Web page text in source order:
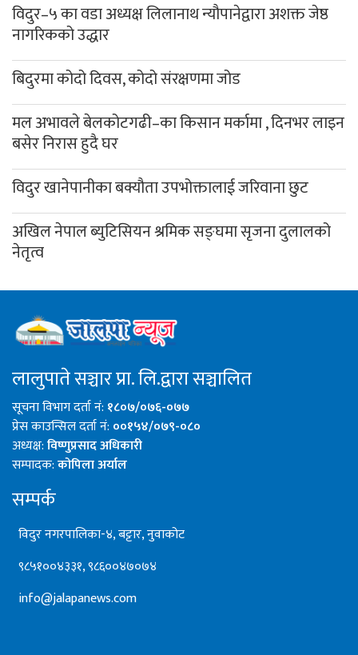
विदुर–५ का वडा अध्यक्ष लिलानाथ न्यौपानेद्वारा अशक्त जेष्ठ
नागरिकको उद्धार
बिदुरमा कोदो दिवस, कोदो संरक्षणमा जोड
मल अभावले बेलकोटगढी–का किसान मर्कामा , दिनभर लाइन
बसेर निरास हुदै घर
विदुर खानेपानीका बक्यौता उपभोक्तालाई जरिवाना छुट
अखिल नेपाल ब्युटिसियन श्रमिक सङ्घमा सृजना दुलालको
नेतृत्व
लालुपाते सञ्चार प्रा. लि.द्वारा सञ्चालित
सूचना विभाग दर्ता नं: १८०७/०७६-०७७
प्रेस काउन्सिल दर्ता नं: ००१५४/०७९-०८०
अध्यक्ष:विष्णुप्रसाद अधिकारी
सम्पादक:कोपिला अर्याल
सम्पर्क
विदुर नगरपालिका-४, बट्टार, नुवाकोट
९८५१००४३३१, ९८६००४७०७४
info@jalapanews.com